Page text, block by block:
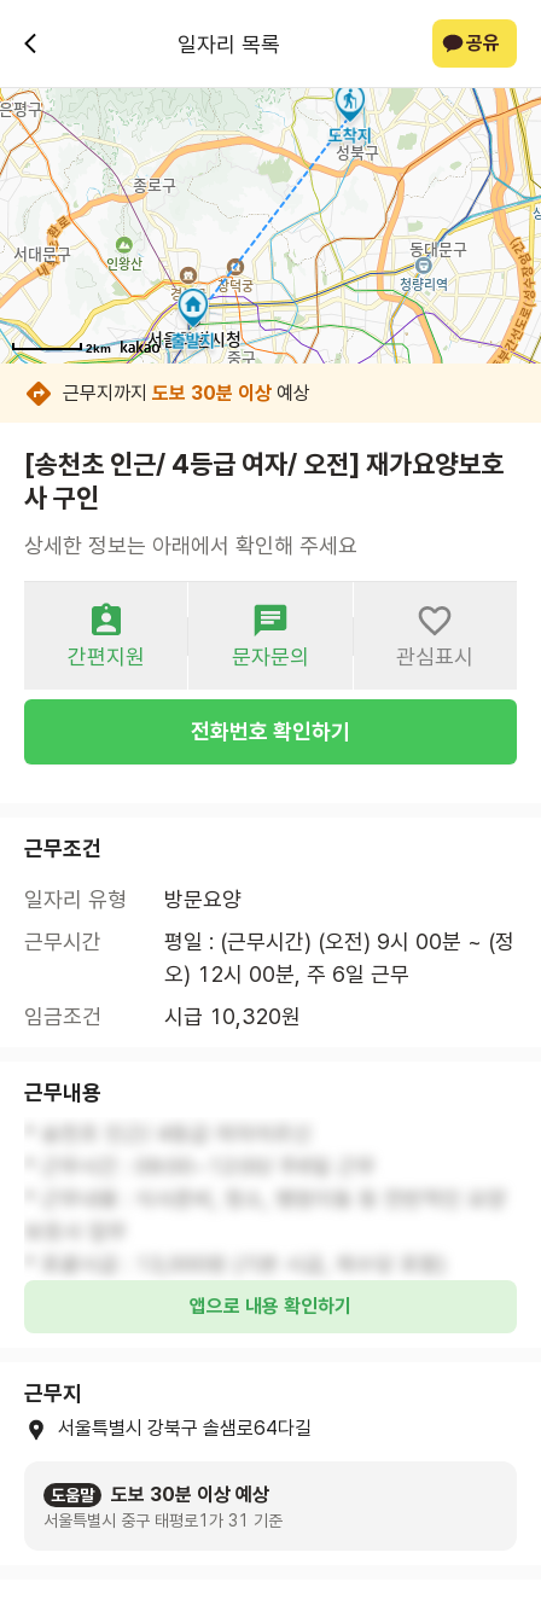
일자리 목록 공유
2km
2km
2km
2km
2km
2km
2km
2km
근무지까지 도보 30분 이상 예상
[송천초 인근/ 4등급 여자/ 오전] 재가요양보호
사 구인
상세한 정보는 아래에서 확인해 주세요
간편지원 문자문의 관심표시
전화번호 확인하기
근무조건
일자리 유형
방문요양
근무시간
평일 : (근무시간) (오전) 9시 00분 ~ (정
오) 12시 00분, 주 6일 근무
임금조건
시급 10,320원
근무내용
* 송천초 인근/ 4등급 여자어르신
앱으로 내용 확인하기
근무지
서울특별시 강북구 솔샘로64다길
도움말 도보 30분 이상 예상
서울특별시 중구 태평로1가 31 기준